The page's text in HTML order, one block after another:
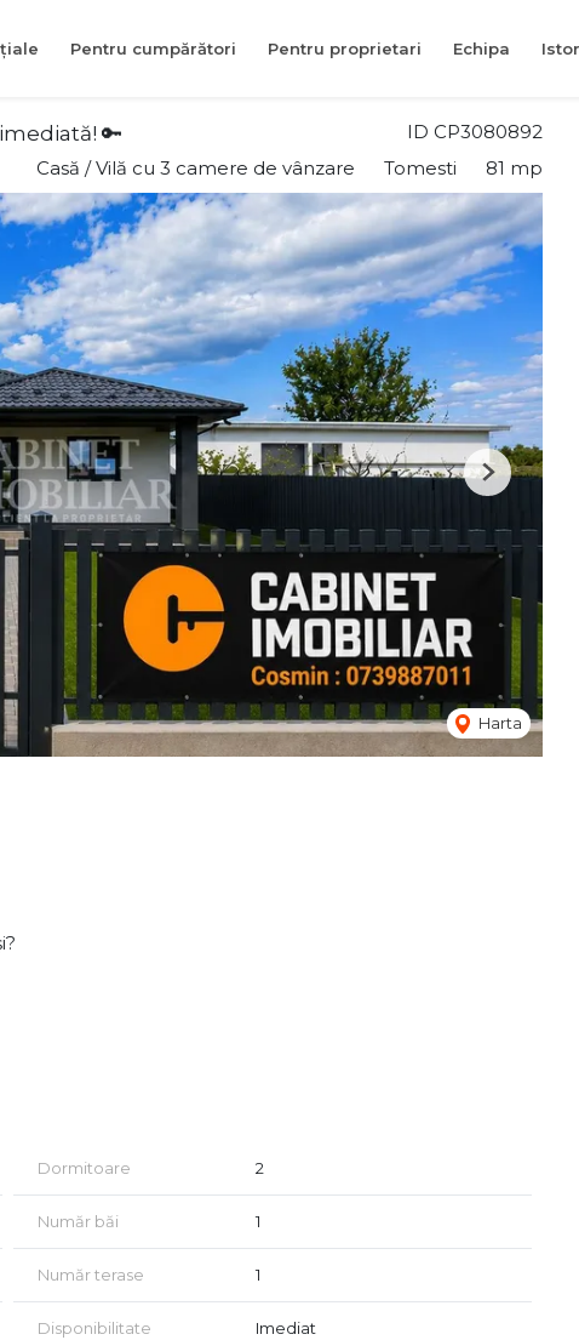
Pentru cumpărători Pentru proprietari Echipa
ID CP3080892
🔑
Casă / Vilă cu 3 camere de vânzare Tomesti 81 mp
Harta
Next
Dormitoare 2
Număr băi 1
Număr terase 1
Disponibilitate Imediat